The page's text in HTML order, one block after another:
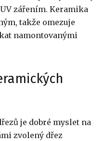
zářením. Keramika
takže omezuje
namontovanými
je dobré myslet na
zvolený dřez